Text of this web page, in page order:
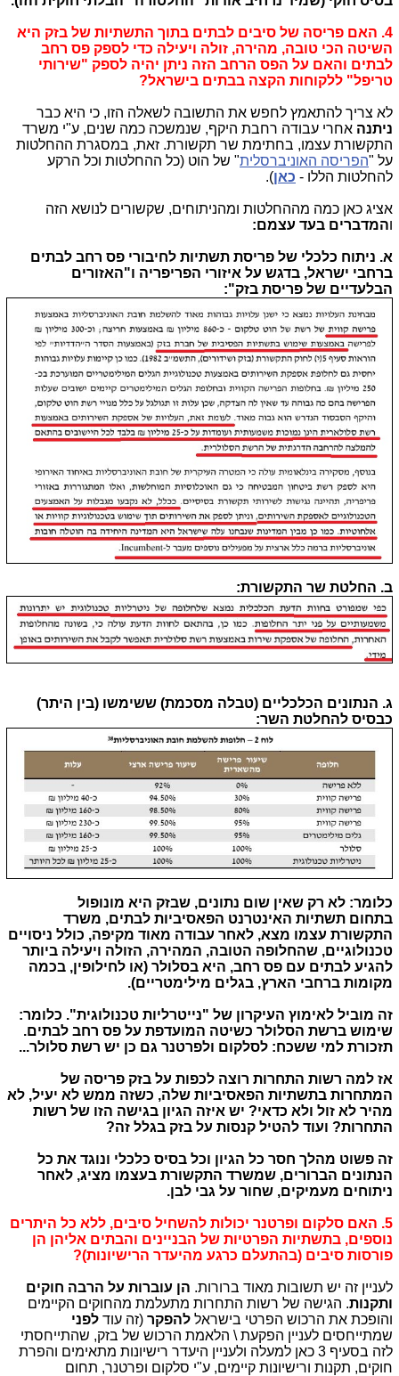
4. האם פריסה של סיבים לבתים בתוך התשתיות של בזק היא
השיטה הכי טובה, מהירה, זולה ויעילה כדי לספק פס רחב
לבתים והאם על הפס הרחב הזה ניתן יהיה לספק "שירותי
טריפל" ללקוחות הקצה בבתים בישראל?
לא צריך להתאמץ לחפש את התשובה לשאלה הזו, כי היא כבר
ניתנה אחרי עבודה רחבת היקף, שנמשכה כמה שנים, ע"י משרד
התקשורת עצמו, בחתימת שר תקשורת. זאת, במסגרת ההחלטות
על "הפריסה האוניברסלית" של הוט (כל ההחלטות וכל הרקע
להחלטות הללו - כאן).
אציג כאן כמה מההחלטות ומהניתוחים, שקשורים לנושא הזה
והמדברים בעד עצמם:
א. ניתוח כלכלי של פריסת תשתיות לחיבורי פס רחב לבתים
ברחבי ישראל, בדגש על איזורי הפריפריה ו"האזורים
הבלעדיים של פריסת בזק":
ב. החלטת שר התקשורת:
ג. הנתונים הכלכליים (טבלה מסכמת) ששימשו (בין היתר)
כבסיס להחלטת השר:
כלומר: לא רק שאין שום נתונים, שבזק היא מונופול
בתחום תשתיות האינטרנט הפאסיביות לבתים, משרד
התקשורת עצמו מצא, לאחר עבודה מאוד מקיפה, כולל ניסויים
טכנולוגיים, שהחלופה הטובה, המהירה, הזולה ויעילה ביותר
להגיע לבתים עם פס רחב, היא בסלולר (או לחילופין, בכמה
מקומות ברחבי הארץ, בגלים מילימטריים).
זה מוביל לאימוץ העיקרון של "נייטרליות טכנולוגית". כלומר:
שימוש ברשת הסלולר כשיטה המועדפת על פס רחב לבתים.
תזכורת למי ששכח: לסלקום ולפרטנר גם כן יש רשת סלולר...
אז למה רשות התחרות רוצה לכפות על בזק פריסה של
המתחרות בתשתיות הפאסיביות שלה, כשזה ממש לא יעיל, לא
מהיר לא זול ולא כדאי? יש איזה הגיון בגישה הזו של רשות
התחרות? ועוד להטיל קנסות על בזק בגלל זה?
זה פשוט מהלך חסר כל הגיון וכל בסיס כלכלי ונוגד את כל
הנתונים הברורים, שמשרד התקשורת בעצמו מציג, לאחר
ניתוחים מעמיקים, שחור על גבי לבן.
5. האם סלקום ופרטנר יכולות להשחיל סיבים, ללא כל היתרים
נוספים, בתשתיות הפרטיות של הבניינים והבתים אליהן הן
פורסות סיבים (בהתעלם כרגע מהיעדר הרישיונות)?
לעניין זה יש תשובות מאוד ברורות. הן עוברות על הרבה חוקים
ותקנות. הגישה של רשות התחרות מתעלמת מהחוקים הקיימים
והופכת את הרכוש הפרטי בישראל להפקר (זה עוד לפני
שמתייחסים לעניין הפקעת \ הלאמת הרכוש של בזק, שהתייחסתי
לזה בסעיף 3 כאן למעלה ולעניין היעדר רישיונות מתאימים והפרת
חוקים, תקנות ורישיונות קיימים, ע"י סלקום ופרטנר, תחום